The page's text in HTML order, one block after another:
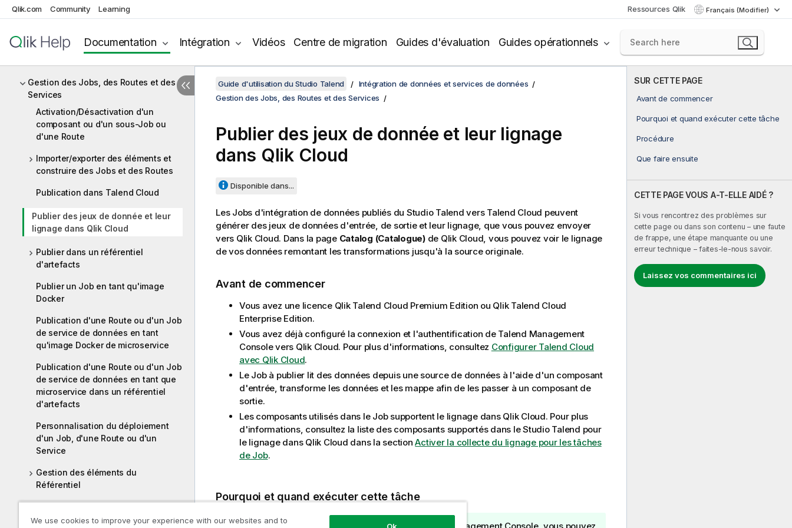
Qlik.com Community Learning Ressources Qlik Français (Modifier)
Documentation Intégration Vidéos Centre de migration Guides d'évaluation Guides opérationnels
Intégration d'API
Conception de Joblets
Gestion des Jobs, des Routes et des
Services
Activation/Désactivation d'un
composant ou d'un sous-Job ou
d'une Route
Importer/exporter des éléments et
construire des Jobs et des Routes
Publication dans Talend Cloud
Publier des jeux de donnée et leur
lignage dans Qlik Cloud
Publier dans un référentiel
d'artefacts
Publier un Job en tant qu'image
Docker
Publication d'une Route ou d'un Job
de service de données en tant
qu'image Docker de microservice
Publication d'une Route ou d'un Job
de service de données en tant que
microservice dans un référentiel
d'artefacts
Personnalisation du déploiement
d'un Job, d'une Route ou d'un
Service
Gestion des éléments du
Référentiel
référentiel
SUR CETTE PAGE
Avant de commencer
Pourquoi et quand exécuter cette tâche
Procédure
Que faire ensuite
CETTE PAGE VOUS A-T-ELLE AIDÉ ?
Si vous rencontrez des problèmes sur
cette page ou dans son contenu – une faute
de frappe, une étape manquante ou une
erreur technique – faites-le-nous savoir.
Laissez vos commentaires ici
Guide d'utilisation du Studio Talend
Intégration de données et services de données
Gestion des Jobs, des Routes et des Services
Publier des jeux de donnée et leur lignage
dans Qlik Cloud
Disponible dans...
Les Jobs d'intégration de données publiés du Studio Talend vers Talend Cloud peuvent
générer des jeux de données d'entrée, de sortie et leur lignage, que vous pouvez envoyer
vers Qlik Cloud. Dans la page Catalog (Catalogue)de Qlik Cloud, vous pouvez voir le lignage
de vos données remontant les transformations jusqu'à la source originale.
Avant de commencer
Vous avez une licence Qlik Talend Cloud Premium Edition ou Qlik Talend Cloud
Enterprise Edition.
Vous avez déjà configuré la connexion et l'authentification de Talend Management
Consolevers Qlik Cloud. Pour plus d'informations, consultez Configurer Talend Cloud
avec Qlik Cloud.
Le Job à publier lit des données depuis une source de données à l'aide d'un composant
d'entrée, transforme les données et les mappe afin de les passer à un composant de
sortie.
Les composants utilisés dans le Job supportent le lignage dans Qlik Cloud. Pour plus
d'informations, consultez la liste des composants supportés dans leStudio Talend pour
le lignage dans Qlik Cloud dans la sectionActiver la collecte du lignage pour les tâches
de Job.
Pourquoi et quand exécuter cette tâche
We use cookies to improve your experience with our websites and to